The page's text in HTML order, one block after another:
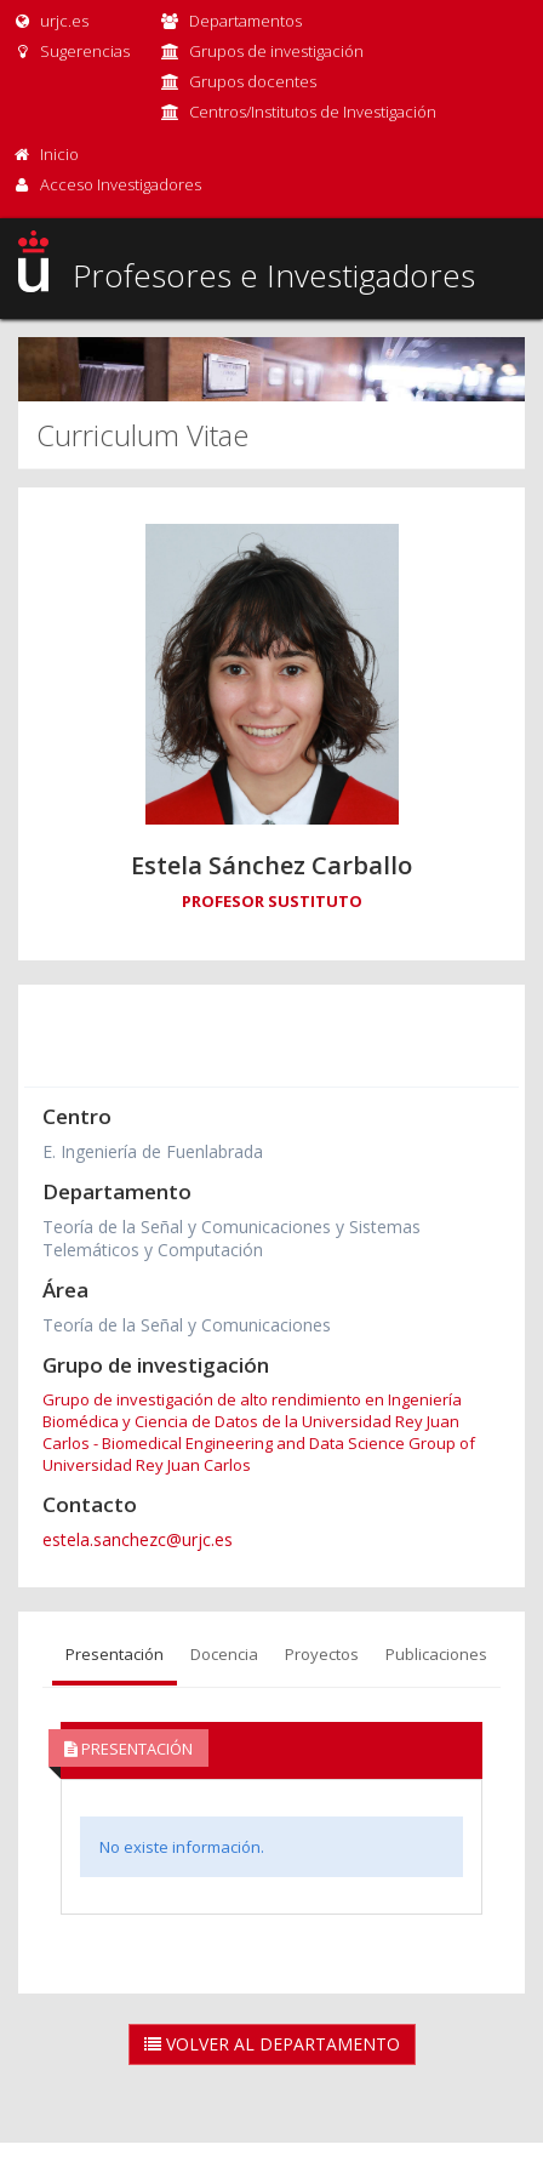
urjc.es
Sugerencias
Departamentos
Grupos de investigación
Grupos docentes
Centros/Institutos de Investigación
Inicio
Acceso Investigadores
Profesores e Investigadores
Curriculum Vitae
Estela Sánchez Carballo
PROFESOR SUSTITUTO
Centro
E. Ingeniería de Fuenlabrada
Departamento
Teoría de la Señal y Comunicaciones y Sistemas
Telemáticos y Computación
Área
Teoría de la Señal y Comunicaciones
Grupo de investigación
Grupo de investigación de alto rendimiento en Ingeniería
Biomédica y Ciencia de Datos de la Universidad Rey Juan
Carlos - Biomedical Engineering and Data Science Group of
Universidad Rey Juan Carlos
Contacto
estela.sanchezc@urjc.es
Presentación Docencia Proyectos Publicaciones
PRESENTACIÓN
No existe información.
VOLVER AL DEPARTAMENTO